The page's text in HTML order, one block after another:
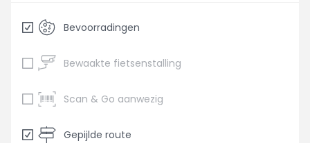
Bevoorradingen
Bewaakte fietsenstalling
Scan & Go aanwezig
Gepijlde route